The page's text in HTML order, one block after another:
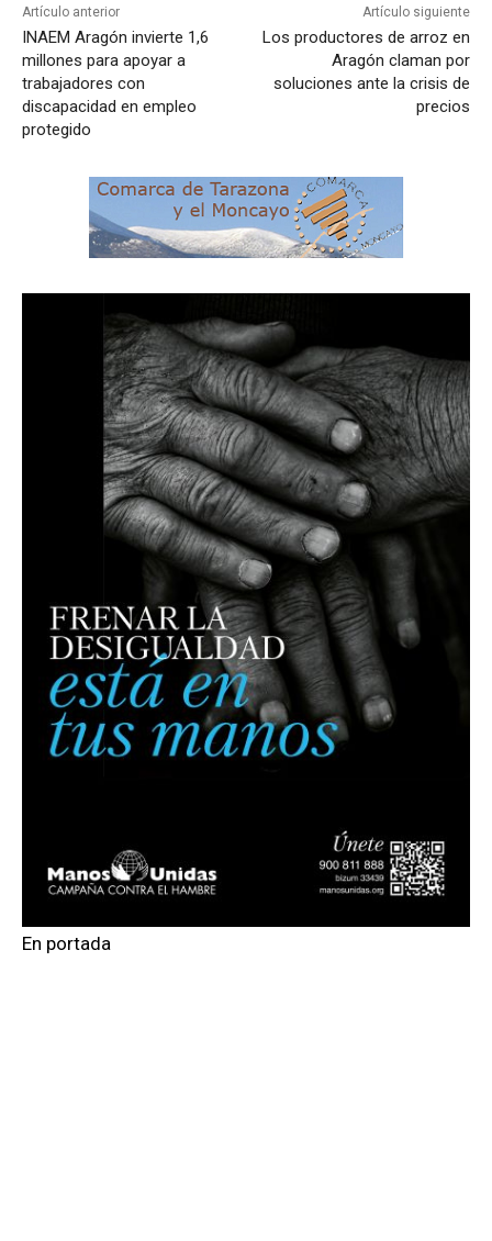
Artículo anterior
INAEM Aragón invierte 1,6
millones para apoyar a
trabajadores con
discapacidad en empleo
protegido
Artículo siguiente
Los productores de arroz en
Aragón claman por
soluciones ante la crisis de
precios
En portada